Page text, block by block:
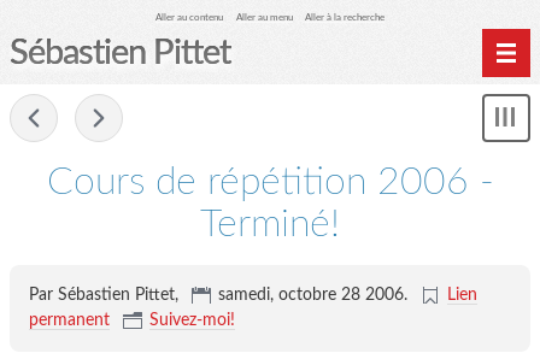
Aller au contenu Aller au menu Aller à la recherche
Sébastien Pittet
Spéléologie
Photographie
Cours de répétition 2006 -
Terminé!
Par Sébastien Pittet, samedi, octobre 28 2006.
Lien
permanent
Suivez-moi!